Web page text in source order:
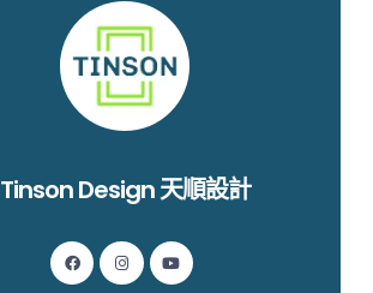
Tinson Design 天順設計